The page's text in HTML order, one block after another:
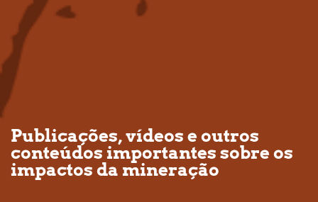
Publicações, vídeos e outros
conteúdos importantes sobre os
impactos da mineração